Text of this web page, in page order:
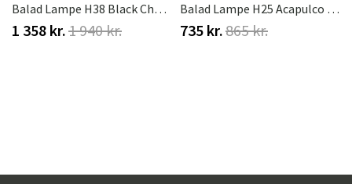
Balad Lampe H38 Black Cherry
1 358 kr.1 940 kr.
Balad Lampe H25 Acapulco Blue
735 kr.865 kr.